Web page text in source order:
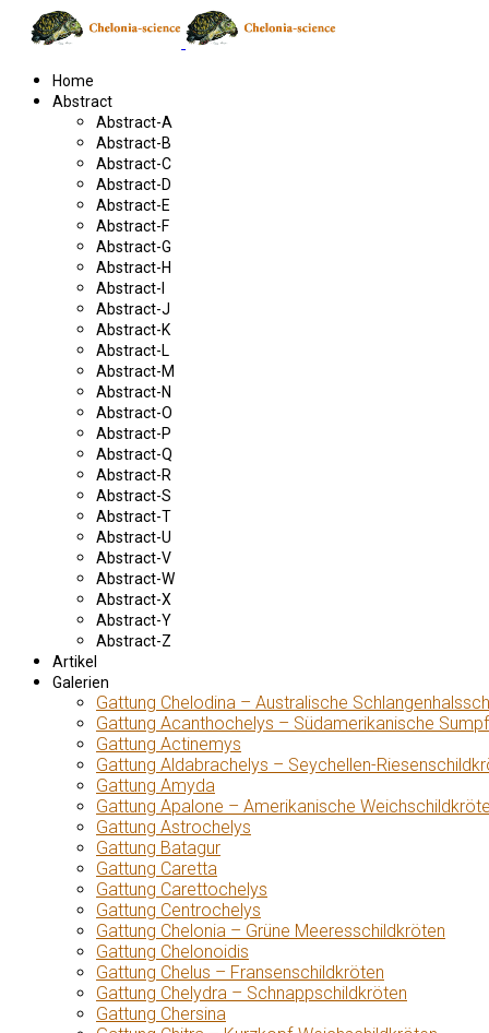
Home
Abstract
Abstract-A
Abstract-B
Abstract-C
Abstract-D
Abstract-E
Abstract-F
Abstract-G
Abstract-H
Abstract-I
Abstract-J
Abstract-K
Abstract-L
Abstract-M
Abstract-N
Abstract-O
Abstract-P
Abstract-Q
Abstract-R
Abstract-S
Abstract-T
Abstract-U
Abstract-V
Abstract-W
Abstract-X
Abstract-Y
Abstract-Z
Artikel
Galerien
Gattung Chelodina – Australische
Gattung Acanthochelys – Südamerikanische
Gattung Actinemys
Gattung Aldabrachelys – Seychellen-
Gattung Amyda
Gattung Apalone – Amerikanische
Gattung Astrochelys
Gattung Batagur
Gattung Caretta
Gattung Carettochelys
Gattung Centrochelys
Gattung Chelonia – Grüne Meeresschildkröten
Gattung Chelonoidis
Gattung Chelus – Fransenschildkröten
Gattung Chelydra – Schnappschildkröten
Gattung Chersina